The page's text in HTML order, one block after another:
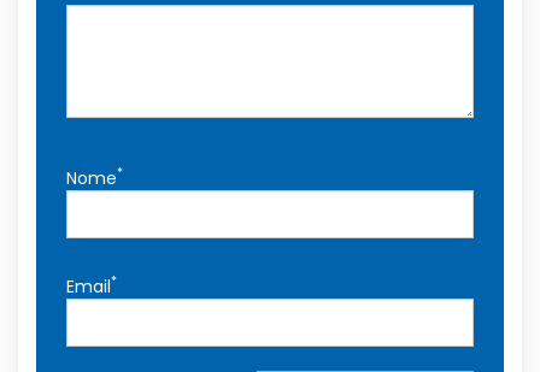
Nome*
Email*